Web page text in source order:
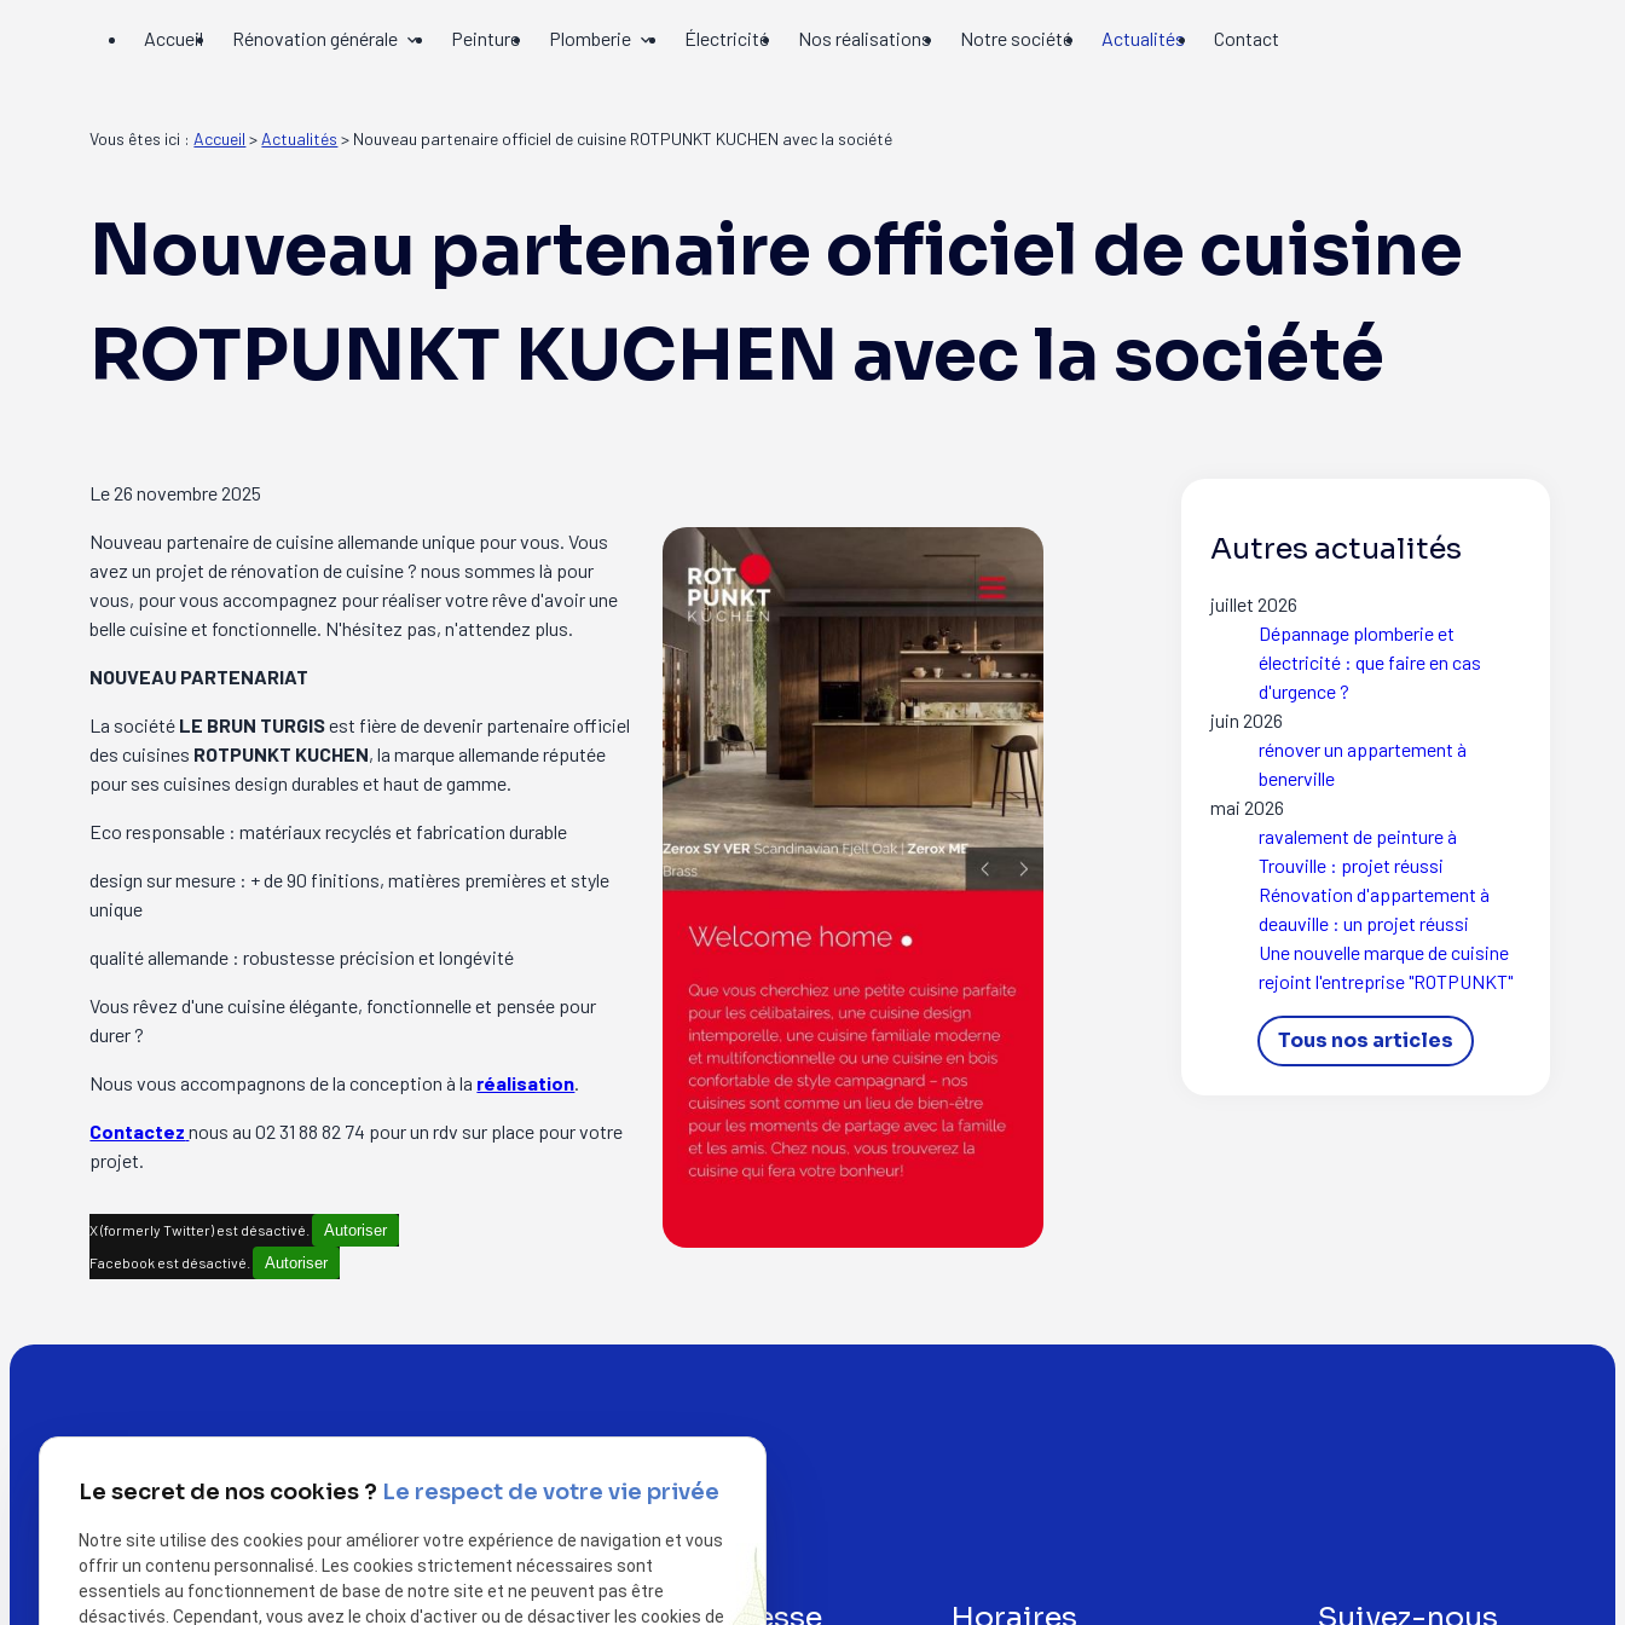
Accueil Rénovation générale Peinture Plomberie Électricité Nos réalisations Notre société Actualités Contact
Vous êtes ici : Accueil > Actualités > Nouveau partenaire officiel de cuisine ROTPUNKT KUCHEN avec la société
Nouveau partenaire officiel de cuisine
ROTPUNKT KUCHEN avec la société
Le26 novembre 2025
Nouveau partenaire de cuisine allemande unique pour vous. Vous
avez un projet de rénovation de cuisine ? nous sommes là pour
vous, pour vous accompagnez pour réaliser votre rêve d'avoir une
belle cuisine et fonctionnelle. N'hésitez pas, n'attendez plus.
NOUVEAU PARTENARIAT
La société LE BRUN TURGISest fière de devenir partenaire officiel
des cuisines ROTPUNKT KUCHEN, la marque allemande réputée
pour ses cuisines design durables et haut de gamme.
Eco responsable : matériaux recyclés et fabrication durable
design sur mesure : + de 90 finitions, matières premières et style
unique
qualité allemande : robustesse précision et longévité
Vous rêvez d'une cuisine élégante, fonctionnelle et pensée pour
durer ?
Nous vous accompagnons de la conception à la réalisation
Contactez nous au 02 31 88 82 74 pour un rdv sur place pour votre
projet.
X (formerly Twitter) est désactivé. Autoriser
Facebook est désactivé. Autoriser
Autres actualités
juillet 2026
Dépannage plomberie et
électricité : que faire en cas
d'urgence ?
juin 2026
rénover un appartement à
benerville
mai 2026
ravalement de peinture à
Trouville : projet réussi
Rénovation d'appartement à
deauville : un projet réussi
Une nouvelle marque de cuisine
rejoint l'entreprise "ROTPUNKT"
Tous nos articles
Téléphone Adresse Horaires Suivez-nous
Le secret de nos cookies ? Le respect de votre vie privée
Notre site utilise des cookies pour améliorer votre expérience de navigation et vous
offrir un contenu personnalisé. Les cookies strictement nécessaires sont
essentiels au fonctionnement de base de notre site et ne peuvent pas être
désactivés. Cependant, vous avez le choix d'activer ou de désactiver les cookies de